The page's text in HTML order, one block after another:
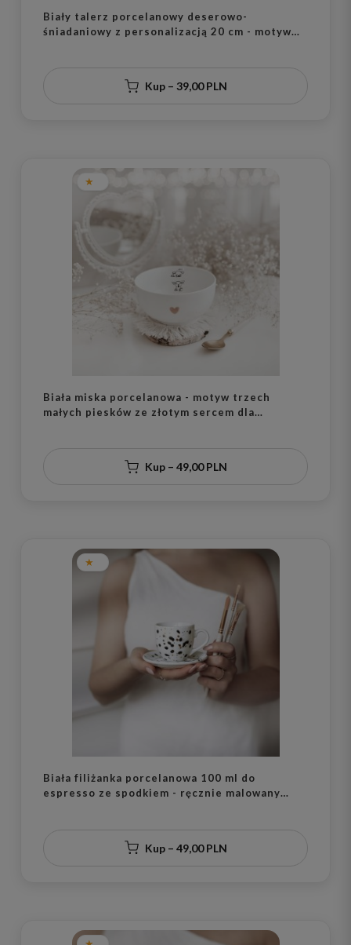
Biały talerz porcelanowy deserowo-
śniadaniowy z personalizacją 20 cm - motyw
Kup – 39,00 PLN
Biała miska porcelanowa - motyw trzech
małych piesków ze złotym sercem dla
Kup – 49,00 PLN
Biała filiżanka porcelanowa 100 ml do
espresso ze spodkiem - ręcznie malowany
Kup – 49,00 PLN